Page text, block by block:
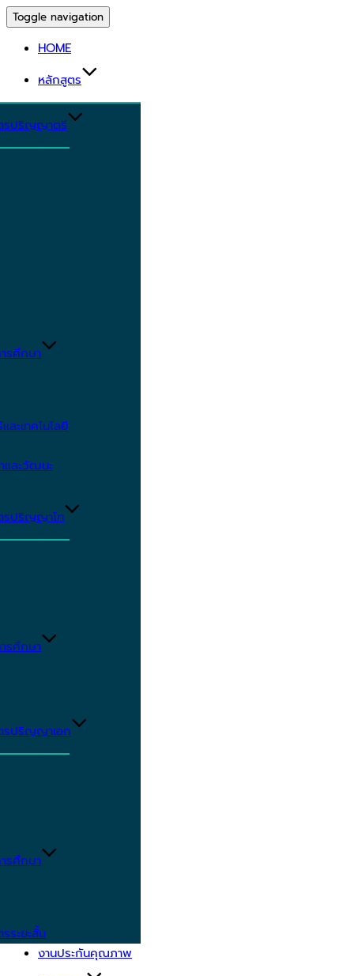
Toggle navigation
HOME
หลักสูตร
รปริญญาตรี
รศึกษา
ะเทคโนโลยี
และวัฒนะ
รปริญญาโท
รศึกษา
รปริญญาเอก
รศึกษา
ระยะสั้น
งานประกันคุณภาพ